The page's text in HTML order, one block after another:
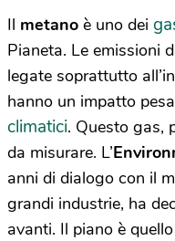
Il metano è uno dei
Pianeta. Le emissioni
legate soprattutto
hanno un impatto
climatici. Questo gas,
da misurare. L’
anni di dialogo con il
grandi industrie, ha
avanti. Il piano è